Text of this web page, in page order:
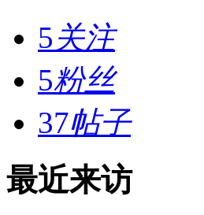
5关注
5粉丝
37帖子
最近来访